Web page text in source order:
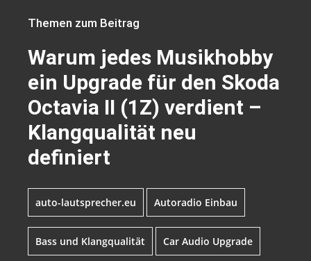
Themen zum Beitrag
Warum jedes Musikhobby
ein Upgrade für den Skoda
Octavia II (1Z) verdient –
Klangqualität neu
definiert
auto-lautsprecher.eu Autoradio Einbau
Bass und Klangqualität Car Audio Upgrade